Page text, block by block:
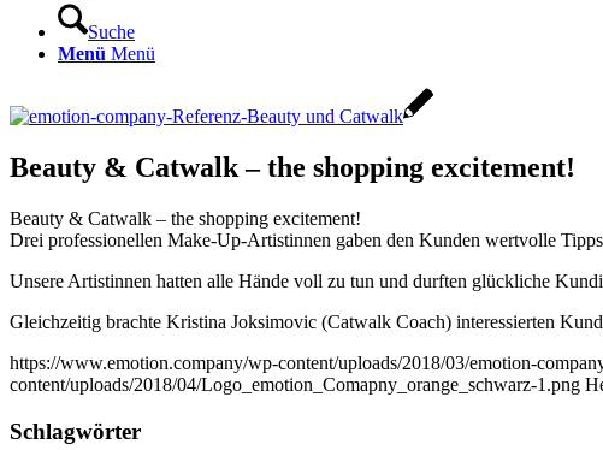
Suche
Menü Menü
Beauty & Catwalk – the shopping excitement!
Beauty & Catwalk – the shopping excitement!
Drei professionellen Make-Up-Artistinnen gaben den Kunden wertvolle
Unsere Artistinnen hatten alle Hände voll zu tun und durften glückliche
Gleichzeitig brachte Kristina Joksimovic (Catwalk Coach) interessierten
https://www.emotion.company/wp-content/uploads/2018/03/emotion-
content/uploads/2018/04/Logo_emotion_Comapny_orange_schwarz-1.png
Schlagwörter